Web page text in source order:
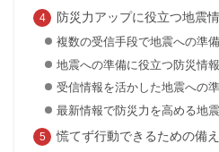
防災力アップに役立つ地震
複数の受信手段で地震への準
地震への準備に役立つ防災情
受信情報を活かした地震への
最新情報で防災力を高める地
慌てず行動できるための備